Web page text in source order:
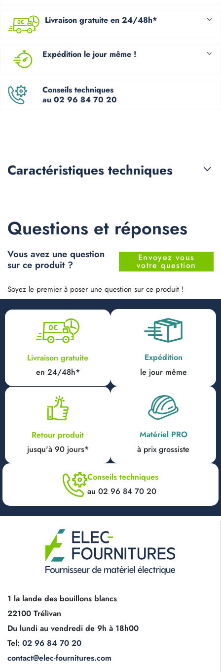
Livraison gratuite en 24/48h*
Expédition le jour même !
Conseils techniques
au 02 96 84 70 20
Caractéristiques techniques
Questions et réponses
Vous avez une question
sur ce produit ?
Envoyez vous
votre question
Soyez le premier à poser une question sur ce produit !
Livraison gratuite
en 24/48h*
Expédition
le jour même
Retour produit
jusqu'à 90 jours*
Matériel PRO
à prix grossiste
Conseils techniques
au 02 96 84 70 20
1 la lande des bouillons blancs
22100 Trélivan
Du lundi au vendredi de 9h à 18h00
Tel: 02 96 84 70 20
contact@elec-fournitures.com